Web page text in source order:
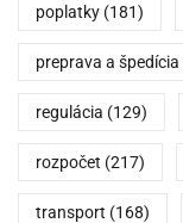
poplatky (181)
preprava a špedícia
regulácia (129)
rozpočet (217)
transport (168)